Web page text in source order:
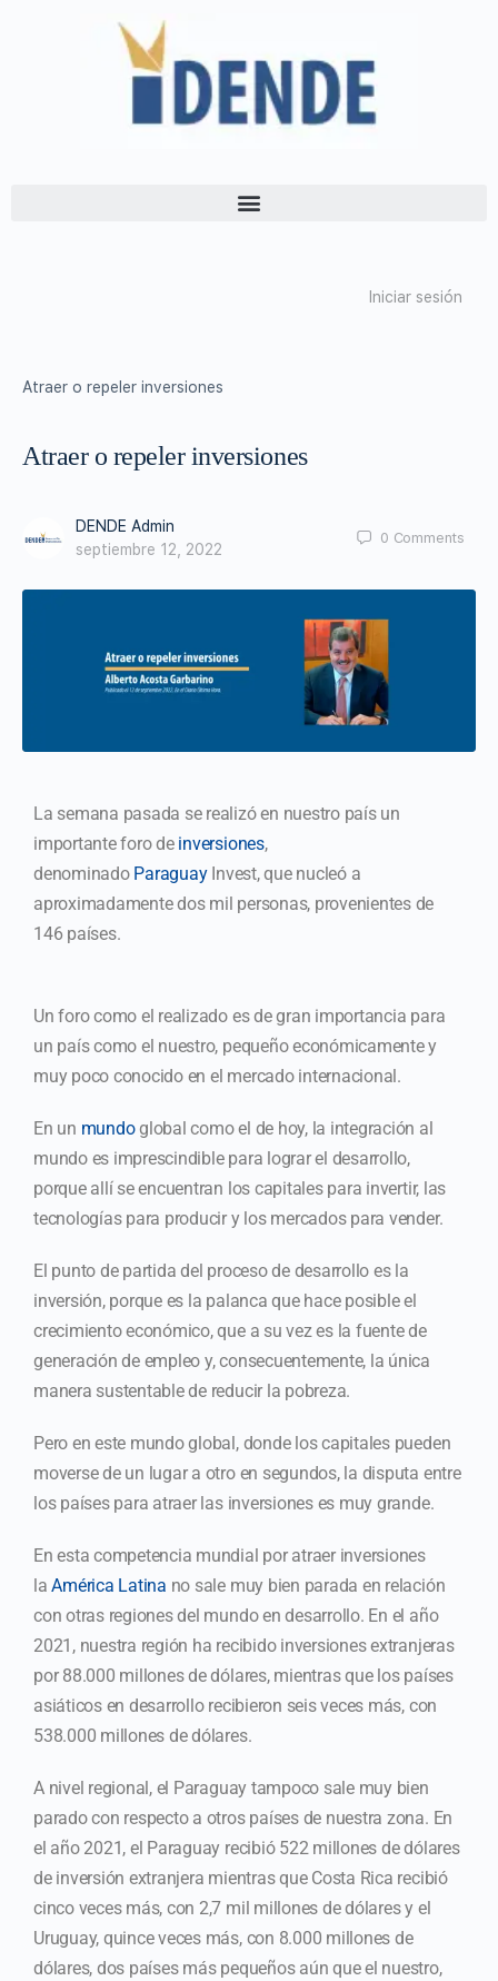
Iniciar sesión
Atraer o repeler inversiones
Atraer o repeler inversiones
DENDE Admin
septiembre 12, 2022
0 Comments
La semana pasada se realizó en nuestro país un
importante foro de inversiones,
denominado ParaguayInvest, que nucleó a
aproximadamente dos mil personas, provenientes de
146 países.
Un foro como el realizado es de gran importancia para
un país como el nuestro, pequeño económicamente y
muy poco conocido en el mercado internacional.
En un mundoglobal como el de hoy, la integración al
mundo es imprescindible para lograr el desarrollo,
porque allí se encuentran los capitales para invertir, las
tecnologías para producir y los mercados para vender.
El punto de partida del proceso de desarrollo es la
inversión, porque es la palanca que hace posible el
crecimiento económico, que a su vez es la fuente de
generación de empleo y, consecuentemente, la única
manera sustentable de reducir la pobreza.
Pero en este mundo global, donde los capitales pueden
moverse de un lugar a otro en segundos, la disputa entre
los países para atraer las inversiones es muy grande.
En esta competencia mundial por atraer inversiones
laAmérica Latina no sale muy bien parada en relación
con otras regiones del mundo en desarrollo. En el año
2021, nuestra región ha recibido inversiones extranjeras
por 88.000 millones de dólares, mientras que los países
asiáticos en desarrollo recibieron seis veces más, con
538.000 millones de dólares.
A nivel regional, el Paraguay tampoco sale muy bien
parado con respecto a otros países de nuestra zona. En
el año 2021, el Paraguay recibió 522 millones de dólares
de inversión extranjera mientras que Costa Rica recibió
cinco veces más, con 2,7 mil millones de dólares y el
Uruguay, quince veces más, con 8.000 millones de
dólares, dos países más pequeños aún que el nuestro,